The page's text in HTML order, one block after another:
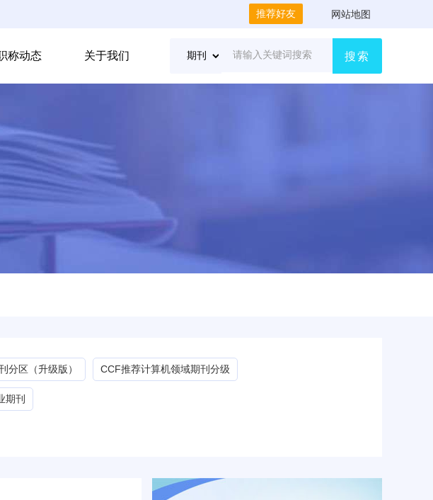
推荐好友 网站地图
称动态 关于我们 搜索
分区（升级版） CCF推荐计算机领域期刊分级
期刊